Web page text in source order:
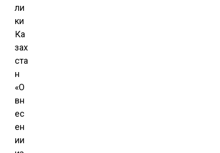
ли
ки
Ка
зах
ста
н
«О
вн
ес
ен
ии